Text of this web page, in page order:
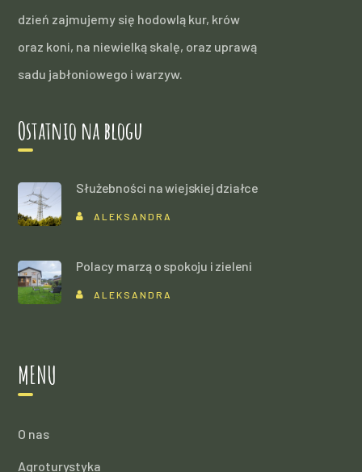
dzień zajmujemy się hodowlą kur, krów
oraz koni, na niewielką skalę, oraz uprawą
sadu jabłoniowego i warzyw.
Ostatnio na blogu
Służebności na wiejskiej działce
ALEKSANDRA
Polacy marzą o spokoju i zieleni
ALEKSANDRA
MENU
O nas
Agroturystyka